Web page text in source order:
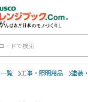
覧 工事・照明用品
塗装